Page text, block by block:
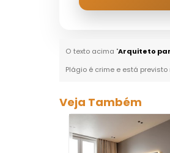
O texto acima "Arquiteto
Plágio é crime e está
Veja Também